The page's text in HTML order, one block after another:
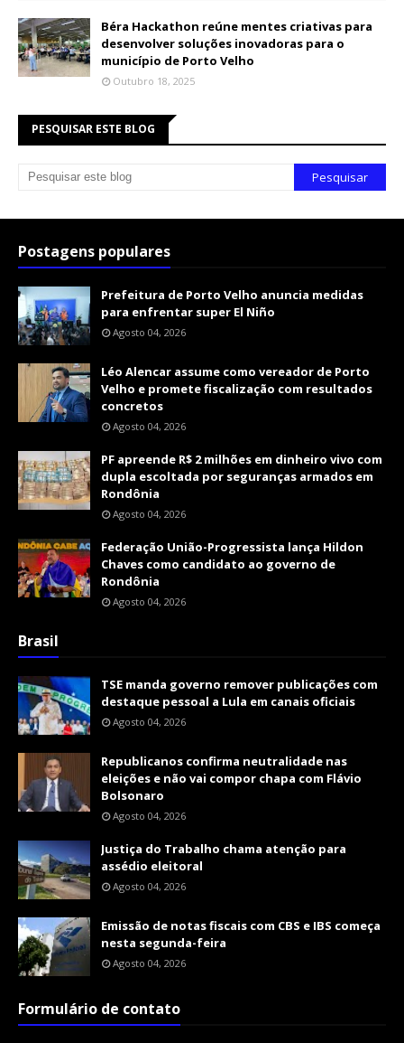
Béra Hackathon reúne mentes criativas para
desenvolver soluções inovadoras para o
município de Porto Velho
Outubro 18, 2025
PESQUISAR ESTE BLOG
Postagens populares
Prefeitura de Porto Velho anuncia medidas
para enfrentar super El Niño
Agosto 04, 2026
Léo Alencar assume como vereador de Porto
Velho e promete fiscalização com resultados
concretos
Agosto 04, 2026
PF apreende R$ 2 milhões em dinheiro vivo com
dupla escoltada por seguranças armados em
Rondônia
Agosto 04, 2026
Federação União-Progressista lança Hildon
Chaves como candidato ao governo de
Rondônia
Agosto 04, 2026
Brasil
TSE manda governo remover publicações com
destaque pessoal a Lula em canais oficiais
Agosto 04, 2026
Republicanos confirma neutralidade nas
eleições e não vai compor chapa com Flávio
Bolsonaro
Agosto 04, 2026
Justiça do Trabalho chama atenção para
assédio eleitoral
Agosto 04, 2026
Emissão de notas fiscais com CBS e IBS começa
nesta segunda-feira
Agosto 04, 2026
Formulário de contato